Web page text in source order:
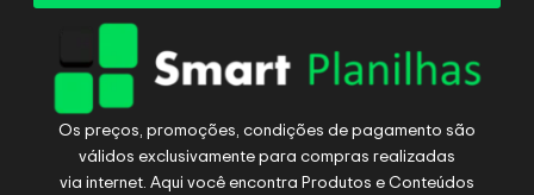
Os preços, promoções, condições de pagamento são
válidos exclusivamente para compras realizadas
via internet. Aqui você encontra Produtos e Conteúdos